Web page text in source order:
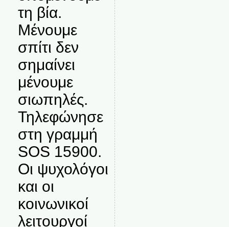
τη βία.
Μένουμε
σπίτι δεν
σημαίνει
μένουμε
σιωπηλές.
Τηλεφώνησε
στη γραμμή
SOS 15900.
Οι ψυχολόγοι
και οι
κοινωνικοί
λειτουργοί